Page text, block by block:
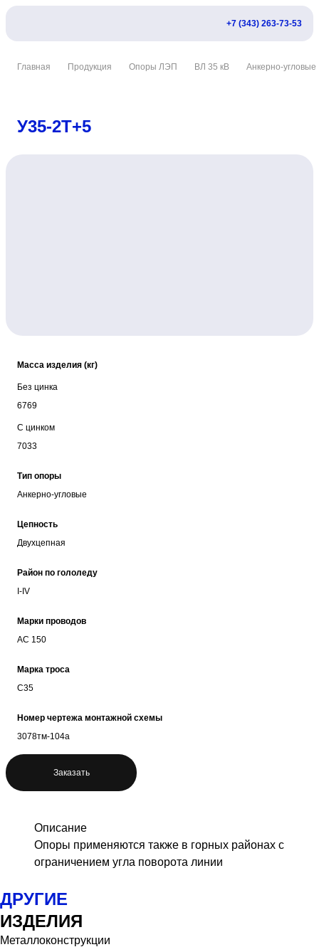
+7 (343) 263-73-53
Главная Продукция Опоры ЛЭП ВЛ 35 кВ Анкерно-угловые
У35-2Т+5
Масса изделия (кг)
Без цинка
6769
С цинком
7033
Тип опоры
Анкерно-угловые
Цепность
Двухцепная
Район по гололеду
I-IV
Марки проводов
АС 150
Марка троса
С35
Номер чертежа монтажной схемы
3078тм-104а
Заказать
Описание
Опоры применяются также в горных районах с
ограничением угла поворота линии
ДРУГИЕ
ИЗДЕЛИЯ
Металлоконструкции